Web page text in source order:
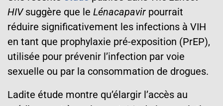
HIVsuggère que le Lénacapavir pourrait
réduire significativement les infections à VIH
en tant que prophylaxie pré-exposition (PrEP),
utilisée pour prévenir l’infection par voie
sexuelle ou par la consommation de drogues.
Ladite étude montre qu’élargir l’accès au